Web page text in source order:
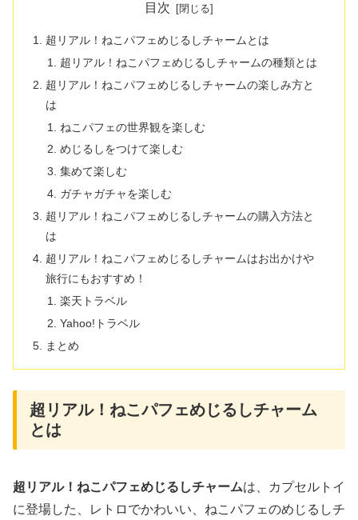
目次
超リアル！ねこパフェめじるしチャームとは
超リアル！ねこパフェめじるしチャームの種類とは
超リアル！ねこパフェめじるしチャームの楽しみ方と
は
ねこパフェの世界観を楽しむ
めじるしをつけて楽しむ
集めて楽しむ
ガチャガチャを楽しむ
超リアル！ねこパフェめじるしチャームの購入方法と
は
超リアル！ねこパフェめじるしチャームはお出かけや
旅行にもおすすめ！
楽天トラベル
Yahoo!トラベル
まとめ
超リアル！ねこパフェめじるしチャーム
とは
超リアル！ねこパフェめじるしチャームは、カプセルトイ
に登場した、レトロでかわいい、ねこパフェのめじるしチ